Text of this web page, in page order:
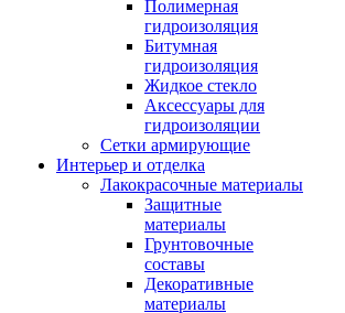
Полимерная
гидроизоляция
Битумная
гидроизоляция
Жидкое стекло
Аксессуары для
гидроизоляции
Сетки армирующие
Интерьер и отделка
Лакокрасочные материалы
Защитные
материалы
Грунтовочные
составы
Декоративные
материалы